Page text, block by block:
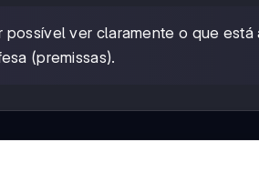
possível ver claramente o que
(premissas).